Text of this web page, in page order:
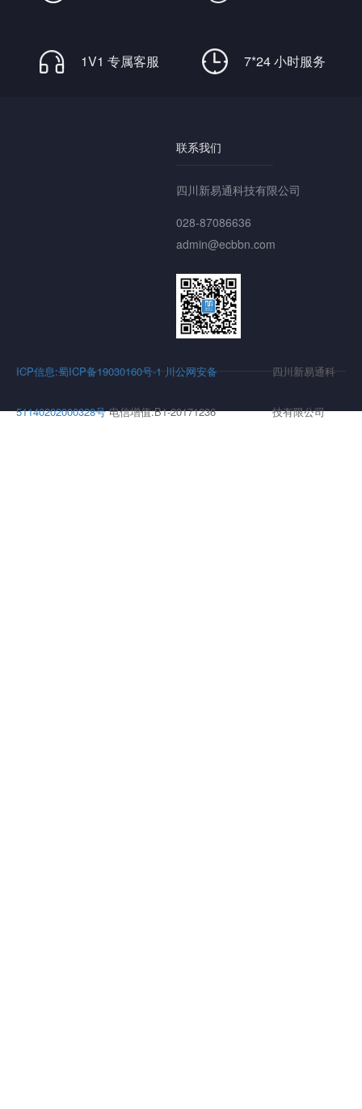
1V1 专属客服 7*24 小时服务
联系我们
四川新易通科技有限公司
028-87086636
admin@ecbbn.com
ICP信息:蜀ICP备19030160号-1 川公网安备
51140202000328号 电信增值:B1-20171236
四川新易通科
技有限公司